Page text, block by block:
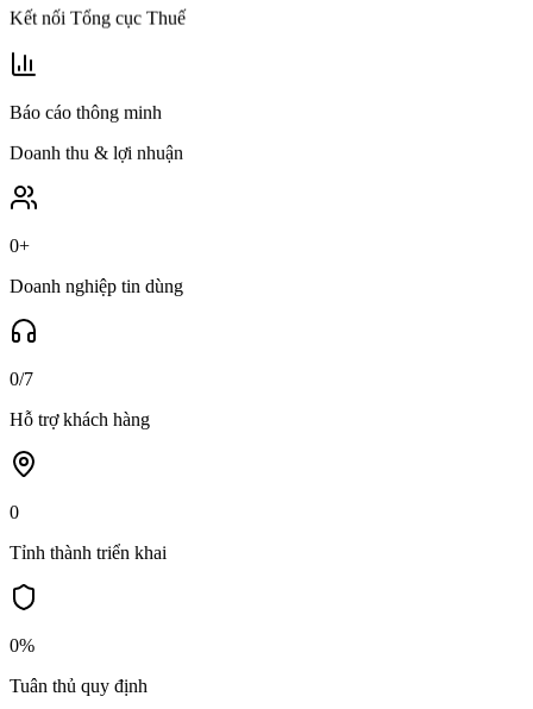
Kết nối Tổng cục Thuế
Báo cáo thông minh
Doanh thu & lợi nhuận
0+
Doanh nghiệp tin dùng
0/7
Hỗ trợ khách hàng
0
Tỉnh thành triển khai
0%
Tuân thủ quy định